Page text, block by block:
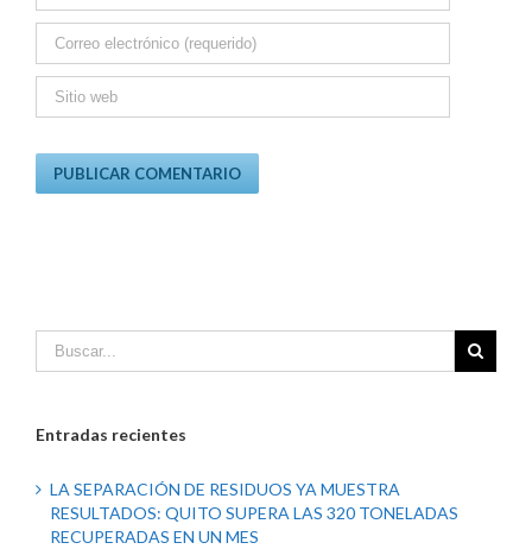
Entradas recientes
LA SEPARACIÓN DE RESIDUOS YA MUESTRA
RESULTADOS: QUITO SUPERA LAS 320 TONELADAS
RECUPERADAS EN UN MES